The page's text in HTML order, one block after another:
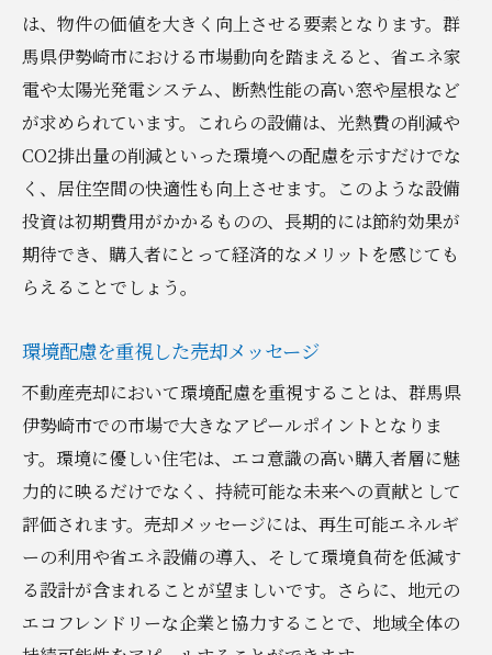
は、物件の価値を大きく向上させる要素となります。群
馬県伊勢崎市における市場動向を踏まえると、省エネ家
電や太陽光発電システム、断熱性能の高い窓や屋根など
が求められています。これらの設備は、光熱費の削減や
CO2排出量の削減といった環境への配慮を示すだけでな
く、居住空間の快適性も向上させます。このような設備
投資は初期費用がかかるものの、長期的には節約効果が
期待でき、購入者にとって経済的なメリットを感じても
らえることでしょう。
環境配慮を重視した売却メッセージ
不動産売却において環境配慮を重視することは、群馬県
伊勢崎市での市場で大きなアピールポイントとなりま
す。環境に優しい住宅は、エコ意識の高い購入者層に魅
力的に映るだけでなく、持続可能な未来への貢献として
評価されます。売却メッセージには、再生可能エネルギ
ーの利用や省エネ設備の導入、そして環境負荷を低減す
る設計が含まれることが望ましいです。さらに、地元の
エコフレンドリーな企業と協力することで、地域全体の